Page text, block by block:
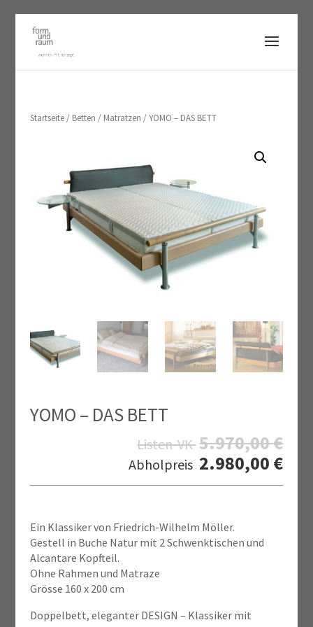
Startseite/ Betten / Matratzen / YOMO – DAS BETT
YOMO – DAS BETT
Listen-VK 5.970,00€
Abholpreis 2.980,00 €
Ein Klassiker von Friedrich-Wilhelm Möller.
Gestell in Buche Natur mit 2 Schwenktischen und
Alcantare Kopfteil.
Ohne Rahmen und Matraze
Grösse 160 x 200 cm
Doppelbett, eleganter DESIGN – Klassiker mit